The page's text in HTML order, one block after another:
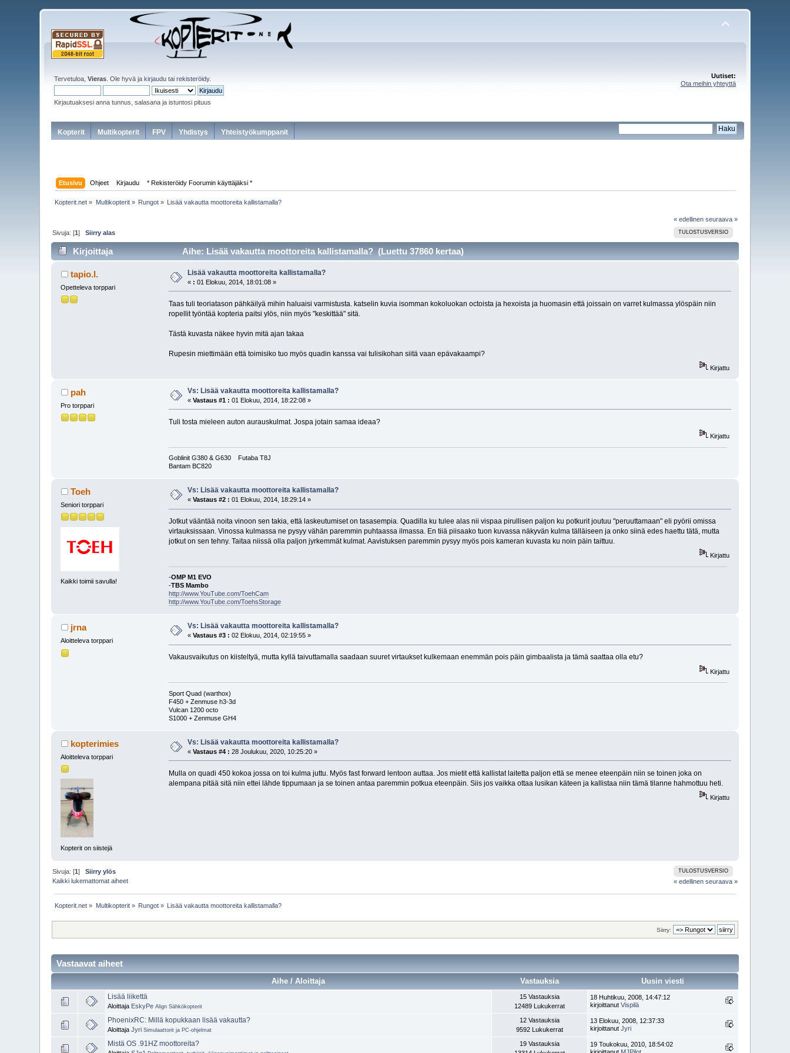
Tervetuloa,Vieras . Ole hyvä jakirjaudu tairekisteröidy.
Kirjautuaksesi anna tunnus, salasana ja istuntosi pituus
Uutiset:
Ota meihin yhteyttä
Kopterit Multikopterit FPV Yhdistys Yhteistyökumppanit
Etusivu Ohjeet Kirjaudu * Rekisteröidy Foorumin käyttäjäksi *
Kopterit.net » Multikopterit» Rungot » Lisää vakautta moottoreita kallistamalla?
« edellinen seuraava »
TULOSTUSVERSIO
Sivuja: [1]Siirry alas
Kirjoittaja Aihe: Lisää vakautta moottoreita kallistamalla? (Luettu 37860 kertaa)
tapio.l.
Opetteleva torppari
Lisää vakautta moottoreita kallistamalla?
« : 01 Elokuu, 2014, 18:01:08 »
Taas tuli teoriatason pähkäilyä mihin haluaisi varmistusta. katselin kuvia isomman kokoluokan octoista ja hexoista ja huomasin että joissain on varret kulmassa ylöspäin niin
ropellit työntää kopteria paitsi ylös, niin myös "keskittää" sitä.
Tästä kuvasta näkee hyvin mitä ajan takaa
Rupesin miettimään että toimisiko tuo myös quadin kanssa vai tulisikohan siitä vaan epävakaampi?
Kirjattu
pah
Pro torppari
Vs: Lisää vakautta moottoreita kallistamalla?
«Vastaus #1 : 01 Elokuu, 2014, 18:22:08 »
Tuli tosta mieleen auton aurauskulmat. Jospa jotain samaa ideaa?
Kirjattu
Goblinit G380 & G630 Futaba T8J
Bantam BC820
Toeh
Seniori torppari
Kaikki toimii savulla!
Vs: Lisää vakautta moottoreita kallistamalla?
«Vastaus #2 : 01 Elokuu, 2014, 18:29:14 »
Jotkut vääntää noita vinoon sen takia, että laskeutumiset on tasasempia. Quadilla ku tulee alas nii vispaa pirullisen paljon ku potkurit joutuu "peruuttamaan" eli pyörii omissa
virtauksissaan. Vinossa kulmassa ne pysyy vähän paremmin puhtaassa ilmassa. En tiiä piisaako tuon kuvassa näkyvän kulma tälläiseen ja onko siinä edes haettu tätä, mutta
jotkut on sen tehny. Taitaa niissä olla paljon jyrkemmät kulmat. Aavistuksen paremmin pysyy myös pois kameran kuvasta ku noin päin taittuu.
Kirjattu
-OMP M1 EVO
-TBS Mambo
http://www.YouTube.com/ToehCam
http://www.YouTube.com/ToehsStorage
jrna
Aloitteleva torppari
Vs: Lisää vakautta moottoreita kallistamalla?
«Vastaus #3 : 02 Elokuu, 2014, 02:19:55 »
Vakausvaikutus on kiisteltyä, mutta kyllä taivuttamalla saadaan suuret virtaukset kulkemaan enemmän pois päin gimbaalista ja tämä saattaa olla etu?
Kirjattu
Sport Quad (warthox)
F450 + Zenmuse h3-3d
Vulcan 1200 octo
S1000 + Zenmuse GH4
kopterimies
Aloitteleva torppari
Kopterit on siistejä
Vs: Lisää vakautta moottoreita kallistamalla?
«Vastaus #4 : 28 Joulukuu, 2020, 10:25:20 »
Mulla on quadi 450 kokoa jossa on toi kulma juttu. Myös fast forward lentoon auttaa. Jos mietit että kallistat laitetta paljon että se menee eteenpäin niin se toinen joka on
alempana pitää sitä niin ettei lähde tippumaan ja se toinen antaa paremmin potkua eteenpäin. Siis jos vaikka ottaa lusikan käteen ja kallistaa niin tämä tilanne hahmottuu heti.
Kirjattu
TULOSTUSVERSIO
Sivuja: [1]Siirry ylös
Kaikki lukemattomat aiheet
« edellinen seuraava »
Kopterit.net » Multikopterit» Rungot » Lisää vakautta moottoreita kallistamalla?
Siirry:
Vastaavat aiheet
Aihe / Aloittaja Vastauksia Uusin viesti
Lisää liikettä
Aloittaja EskyPe Align Sähkökopterit
15 Vastauksia
12489 Lukukerrat
18 Huhtikuu, 2008, 14:47:12
kirjoittanutVispilä
PhoenixRC: Millä kopukkaan lisää vakautta?
AloittajaJyri Simulaattorit ja PC-ohjelmat
12 Vastauksia
9592 Lukukerrat
13 Elokuu, 2008, 12:37:33
kirjoittanutJyri
Mistä OS .91HZ moottoreita?
19 Vastauksia
19 Toukokuu, 2010, 18:54:02